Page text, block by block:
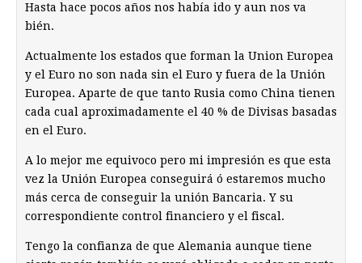
Hasta hace pocos años nos había ido y aun nos va
bién.
Actualmente los estados que forman la Union Europea
y el Euro no son nada sin el Euro y fuera de la Unión
Europea. Aparte de que tanto Rusia como China tienen
cada cual aproximadamente el 40 % de Divisas basadas
en el Euro.
A lo mejor me equivoco pero mi impresión es que esta
vez la Unión Europea conseguirá ó estaremos mucho
más cerca de conseguir la unión Bancaria. Y su
correspondiente control financiero y el fiscal.
Tengo la confianza de que Alemania aunque tiene